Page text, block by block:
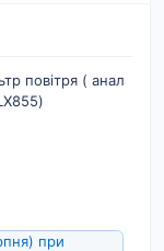
повітря ( анал
при